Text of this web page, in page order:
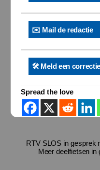
✉️ Mail de redactie
🛠️ Meld een correctie
Spread the love
RTV SLOS in gesprek
Meer deelfietsen in